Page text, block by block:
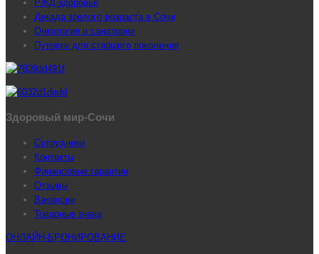
РЖД-здоровье
Декада зрелого возраста в Сочи
Онкология и санатории
Путевки для старшего поколения
Здоровый мир-Сочи
Сотрудники
Контакты
Финансовые гарантии
Отзывы
Вакансии
Товарные знаки
ОНЛАЙН-БРОНИРОВАНИЕ